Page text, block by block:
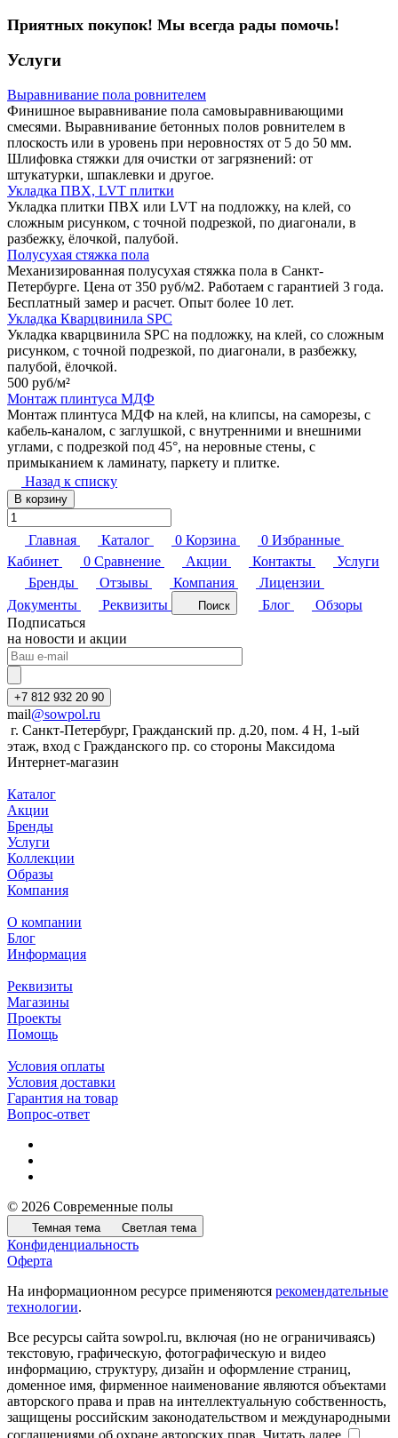
Приятных покупок! Мы всегда рады помочь!
Услуги
Выравнивание пола ровнителем
Финишное выравнивание пола самовыравнивающими
смесями. Выравнивание бетонных полов ровнителем в
плоскость или в уровень при неровностях от 5 до 50 мм.
Шлифовка стяжки для очистки от загрязнений: от
штукатурки, шпаклевки и другое.
Укладка ПВХ, LVT плитки
Укладка плитки ПВХ или LVT на подложку, на клей, со
сложным рисунком, с точной подрезкой, по диагонали, в
разбежку, ёлочкой, палубой.
Полусухая стяжка пола
Механизированная полусухая стяжка пола в Санкт-
Петербурге. Цена от 350 руб/м2. Работаем с гарантией 3 года.
Бесплатный замер и расчет. Опыт более 10 лет.
Укладка Кварцвинила SPC
Укладка кварцвинила SPC на подложку, на клей, со сложным
рисунком, с точной подрезкой, по диагонали, в разбежку,
палубой, ёлочкой.
500 руб/м²
Монтаж плинтуса МДФ
Монтаж плинтуса МДФ на клей, на клипсы, на саморезы, с
кабель-каналом, с заглушкой, с внутренними и внешними
углами, с подрезкой под 45°, на неровные стены, с
примыканием к ламинату, паркету и плитке.
Назад к списку
В корзину
Главная Каталог 0 Корзина 0 Избранные
Кабинет
0 Сравнение Акции Контакты
Услуги
Бренды
Отзывы Компания
Лицензии
Документы
Реквизиты Поиск Блог
Обзоры
Подписаться
на новости и акции
+7 812 932 20 90
mail@sowpol.ru
г. Санкт-Петербург, Гражданский пр. д.20, пом. 4 Н, 1-ый
этаж, вход с Гражданского пр. со стороны Максидома
Интернет-магазин
Каталог
Акции
Бренды
Услуги
Коллекции
Образы
Компания
О компании
Блог
Информация
Реквизиты
Магазины
Проекты
Помощь
Условия оплаты
Условия доставки
Гарантия на товар
Вопрос-ответ
© 2026 Современные полы
Темная тема Светлая тема
Конфиденциальность
Оферта
На информационном ресурсе применяются рекомендательные
технологии.
Все ресурсы сайта sowpol.ru, включая (но не ограничиваясь)
текстовую, графическую, фотографическую и видео
информацию, структуру, дизайн и оформление страниц,
доменное имя, фирменное наименование являются объектами
авторского права и прав на интеллектуальную собственность,
защищены российским законодательством и международными
соглашениями об охране авторских прав. Читать далее